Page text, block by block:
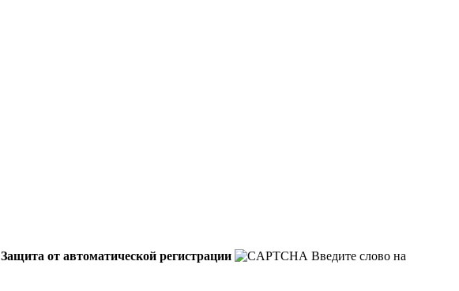
Защита от автоматической регистрации
Введите слово на